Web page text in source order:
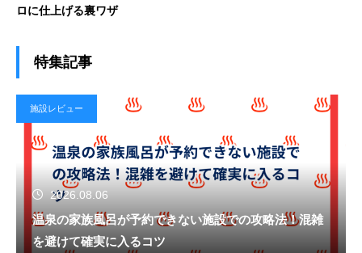
ロに仕上げる裏ワザ
特集記事
施設レビュー
2026.08.06
温泉の家族風呂が予約できない施設での攻略法！混雑
を避けて確実に入るコツ